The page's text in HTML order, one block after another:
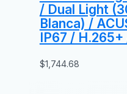
/ Dual Light
Blanca) /
IP67 / H.265+
$1,744.68